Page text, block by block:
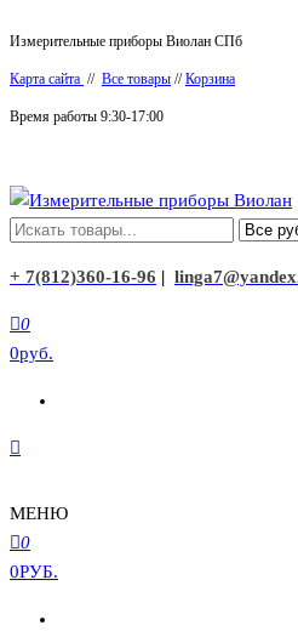
к
содержимому
Измерительные приборы Виолан СПб
Карта сайта // Все товары //Корзина
Время работы 9:30-17:00
Измерительные приборы Виолан
+ 7(812)360-16-96 |
0
0руб.
МЕНЮ
0
0РУБ.